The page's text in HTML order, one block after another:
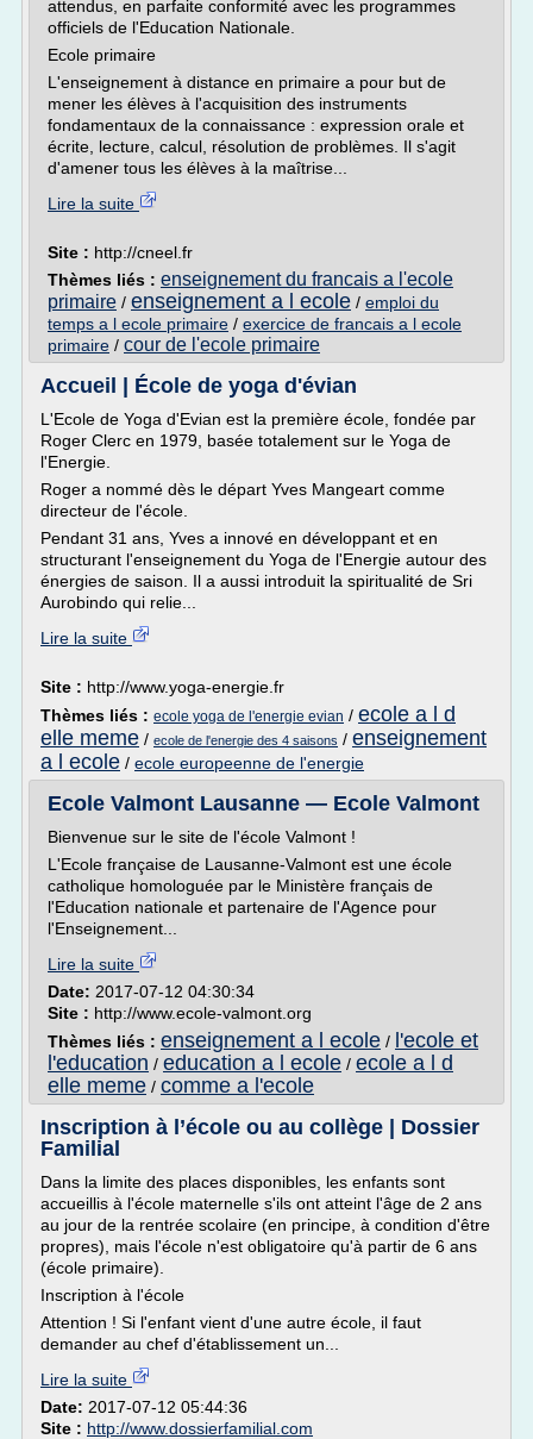
attendus, en parfaite conformité avec les programmes
officiels de l'Education Nationale.
Ecole primaire
L'enseignement à distance en primaire a pour but de
mener les élèves à l'acquisition des instruments
fondamentaux de la connaissance : expression orale et
écrite, lecture, calcul, résolution de problèmes. Il s'agit
d'amener tous les élèves à la maîtrise...
Lire la suite
Site : http://cneel.fr
Thèmes liés : enseignement du francais a l'ecole
primaire / enseignement a l ecole / emploi du
temps a l ecole primaire / exercice de francais a l ecole
primaire / cour de l'ecole primaire
Accueil | École de yoga d'évian
L'Ecole de Yoga d'Evian est la première école, fondée par
Roger Clerc en 1979, basée totalement sur le Yoga de
l'Energie.
Roger a nommé dès le départ Yves Mangeart comme
directeur de l'école.
Pendant 31 ans, Yves a innové en développant et en
structurant l'enseignement du Yoga de l'Energie autour des
énergies de saison. Il a aussi introduit la spiritualité de Sri
Aurobindo qui relie...
Lire la suite
Site : http://www.yoga-energie.fr
Thèmes liés : ecole yoga de l'energie evian / ecole a l d
elle meme / ecole de l'energie des 4 saisons / enseignement
a l ecole / ecole europeenne de l'energie
Ecole Valmont Lausanne — Ecole Valmont
Bienvenue sur le site de l'école Valmont !
L'Ecole française de Lausanne-Valmont est une école
catholique homologuée par le Ministère français de
l'Education nationale et partenaire de l'Agence pour
l'Enseignement...
Lire la suite
Date: 2017-07-12 04:30:34
Site : http://www.ecole-valmont.org
Thèmes liés : enseignement a l ecole / l'ecole et
l'education / education a l ecole / ecole a l d
elle meme / comme a l'ecole
Inscription à l’école ou au collège | Dossier
Familial
Dans la limite des places disponibles, les enfants sont
accueillis à l'école maternelle s'ils ont atteint l'âge de 2 ans
au jour de la rentrée scolaire (en principe, à condition d'être
propres), mais l'école n'est obligatoire qu'à partir de 6 ans
(école primaire).
Inscription à l'école
Attention ! Si l'enfant vient d'une autre école, il faut
demander au chef d'établissement un...
Lire la suite
Date: 2017-07-12 05:44:36
Site : http://www.dossierfamilial.com